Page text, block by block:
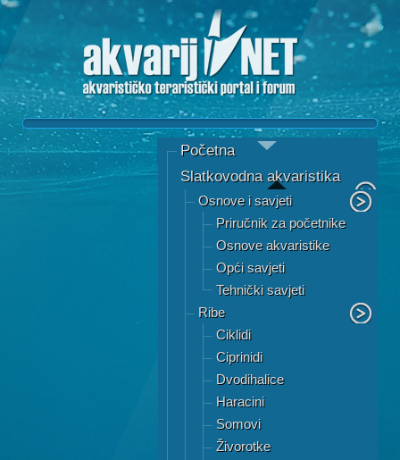
Početna
Slatkovodna akvaristika
Osnove i savjeti
Priručnik za početnike
Osnove akvaristike
Opći savjeti
Tehnički savjeti
Ribe
Ciklidi
Ciprinidi
Dvodihalice
Haracini
Somovi
Živorotke